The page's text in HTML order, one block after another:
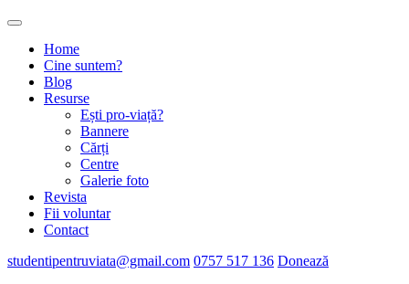
Home
Cine suntem?
Blog
Resurse
Ești pro-viață?
Bannere
Cărți
Centre
Galerie foto
Revista
Fii voluntar
Contact
studentipentruviata@gmail.com 0757 517 136 Donează